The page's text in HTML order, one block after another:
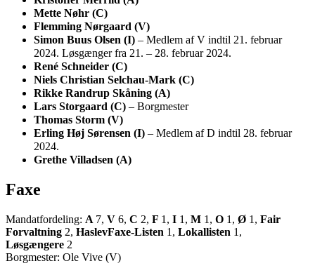
Mette Nøhr (C)
Flemming Nørgaard (V)
Simon Buus Olsen (I) – Medlem af V indtil 21. februar
2024. Løsgænger fra 21. – 28. februar 2024.
René Schneider (C)
Niels Christian Selchau-Mark (C)
Rikke Randrup Skåning (A)
Lars Storgaard (C) – Borgmester
Thomas Storm (V)
Erling Høj Sørensen (I) – Medlem af D indtil 28. februar
2024.
Grethe Villadsen (A)
Faxe
Mandatfordeling: A 7, V 6, C 2, F 1, I 1, M 1, O 1, Ø 1, Fair
Forvaltning 2, HaslevFaxe-Listen 1, Lokallisten 1,
Løsgængere 2
Borgmester: Ole Vive (V)